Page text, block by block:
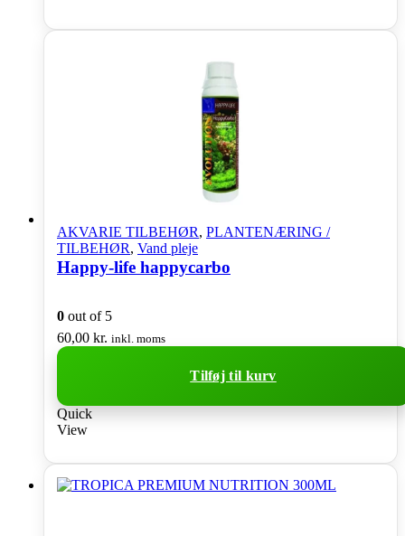
AKVARIE TILBEHØR, PLANTENÆRING /
TILBEHØR, Vand pleje
Happy-life happycarbo
0 out of 5
60,00 kr. inkl. moms
Tilføj til kurv
Quick
View